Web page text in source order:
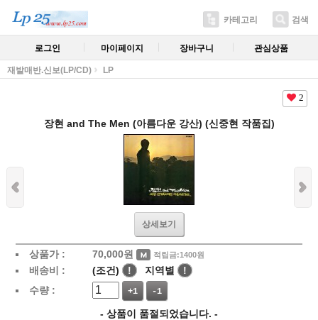
카테고리 검색
로그인 마이페이지 장바구니 관심상품
재발매반.신보(LP/CD) LP
2
장현 and The Men (아름다운 강산) (신중현 작품집)
상세보기
상품가 : 70,000원 적립금:1400원
배송비 : (조건) ! 지역별
!
수량 :
+1 -1
- 상품이 품절되었습니다. -